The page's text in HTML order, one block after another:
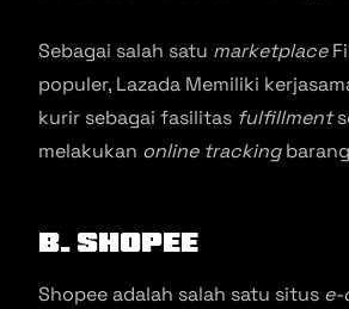
Sebagai salah satu marketplace
populer, Lazada Memiliki
kurir sebagai fasilitas fulfillment
melakukan online tracking
B. Shopee
Shopee adalah salah satu situs e-